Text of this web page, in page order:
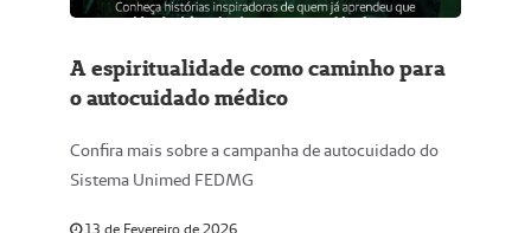
A espiritualidade como caminho para
o autocuidado médico
Confira mais sobre a campanha de autocuidado do
Sistema Unimed FEDMG
13 de Fevereiro de 2026